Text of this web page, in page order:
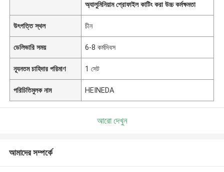
অ্যালুমিনিয়াম প্রোফাইল কাটিং করা উচ্চ কর্মক্ষমতা
উৎপত্তি স্থল চীন
ডেলিভারি সময় 6-8 কর্মদিবস
ন্যূনতম চাহিদার পরিমাণ 1 সেট
পরিচিতিমুলক নাম HEINEDA
আরো দেখুন
আমাদের সম্পর্কে